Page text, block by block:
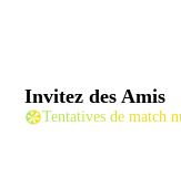
Invitez des Amis
Tentatives de match